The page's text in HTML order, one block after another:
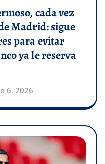
cada vez
Madrid: sigue
para evitar
ya le reserva
6, 2026